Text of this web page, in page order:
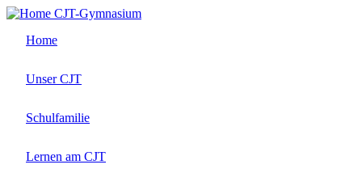
Direkt
Inhalt
CJT-Gymnasium
Home
Unser CJT
Schulfamilie
Lernen am CJT